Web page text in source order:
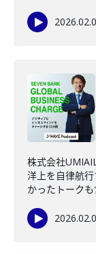
株式会社
洋上を自律航
かったトークも